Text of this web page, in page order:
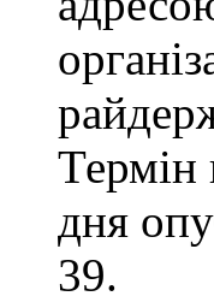
Термін
дня
39.